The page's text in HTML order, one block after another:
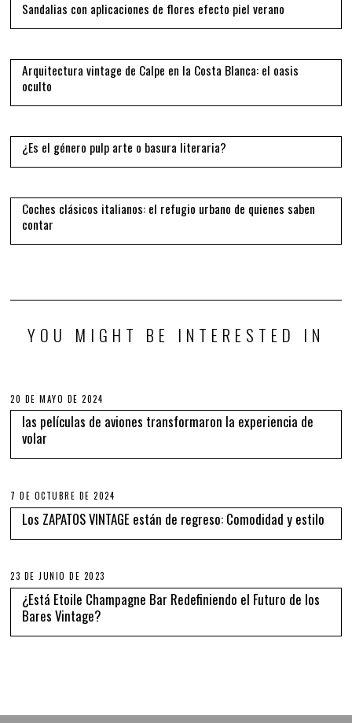
Sandalias con aplicaciones de flores efecto piel verano
12
Arquitectura vintage de Calpe en la Costa Blanca: el oasis
oculto
13
¿Es el género pulp arte o basura literaria?
14
Coches clásicos italianos: el refugio urbano de quienes saben
contar
YOU MIGHT BE INTERESTED IN
20 DE MAYO DE 2024
las películas de aviones transformaron la experiencia de
volar
7 DE OCTUBRE DE 2024
Los ZAPATOS VINTAGE están de regreso: Comodidad y estilo
23 DE JUNIO DE 2023
¿Está Etoile Champagne Bar Redefiniendo el Futuro de los
Bares Vintage?